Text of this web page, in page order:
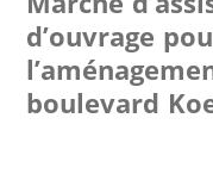
d’ouvrage
boulevard